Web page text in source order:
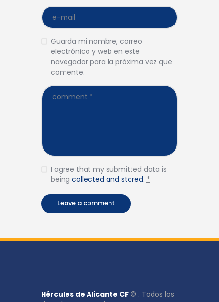
Guarda mi nombre, correo
electrónico y web en este
navegador para la próxima vez que
comente.
I agree that my submitted data is
being collected and stored.*
Hércules de Alicante CF © . Todos los